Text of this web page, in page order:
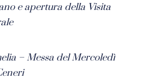
e apertura della Visita
– Messa del Mercoledì